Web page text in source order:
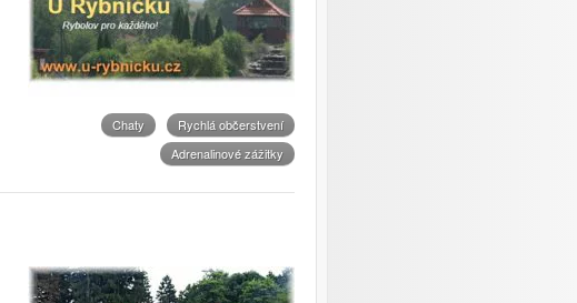
Chaty
Rychlá občerstvení
Adrenalinové zážitky